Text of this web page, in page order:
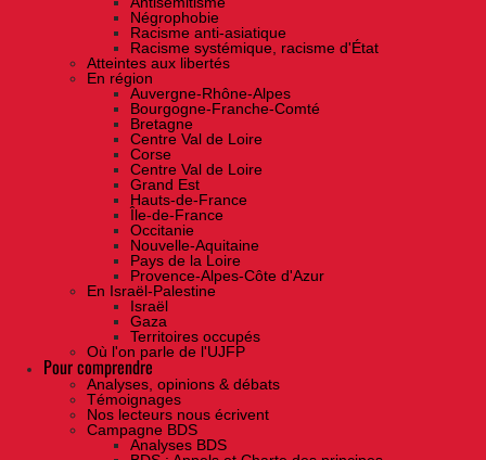
Négrophobie
Racisme anti-asiatique
Racisme systémique, racisme d'État
Atteintes aux libertés
En région
Auvergne-Rhône-Alpes
Bourgogne-Franche-Comté
Bretagne
Centre Val de Loire
Corse
Centre Val de Loire
Grand Est
Hauts-de-France
Île-de-France
Occitanie
Nouvelle-Aquitaine
Pays de la Loire
Provence-Alpes-Côte d'Azur
En Israël-Palestine
Israël
Gaza
Territoires occupés
Où l'on parle de l'UJFP
Pour comprendre
Analyses, opinions & débats
Témoignages
Nos lecteurs nous écrivent
Campagne BDS
Analyses BDS